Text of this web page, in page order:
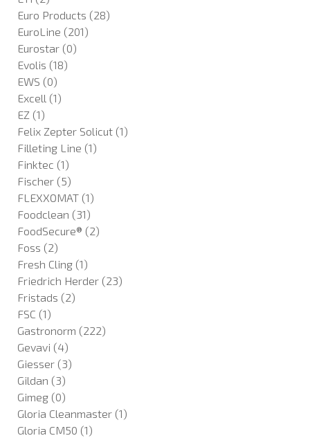
Euro Products (28)
EuroLine (201)
Eurostar (0)
Evolis (18)
EWS (0)
Excell (1)
EZ (1)
Felix Zepter Solicut (1)
Filleting Line (1)
Finktec (1)
Fischer (5)
FLEXXOMAT (1)
Foodclean (31)
FoodSecure® (2)
Foss (2)
Fresh Cling (1)
Friedrich Herder (23)
Fristads (2)
FSC (1)
Gastronorm (222)
Gevavi (4)
Giesser (3)
Gildan (3)
Gimeg (0)
Gloria Cleanmaster (1)
Gloria CM50 (1)